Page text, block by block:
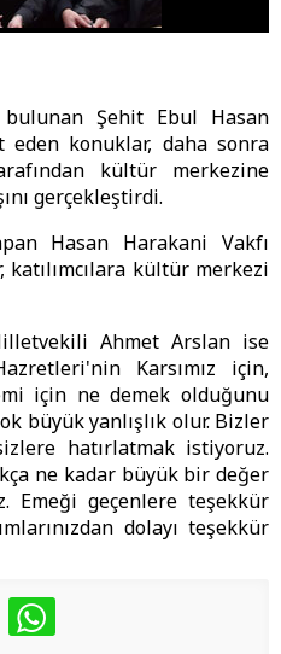
Şehit Ebul Hasan
konuklar, daha sonra
kültür merkezine
gerçekleştirdi.
Hasan Harakani Vakfı
katılımcılara kültür merkezi
Ahmet Arslan ise
Karsımız için,
için ne demek olduğunu
büyük yanlışlık olur. Bizler
hatırlatmak istiyoruz.
ne kadar büyük bir değer
Emeği geçenlere teşekkür
dolayı teşekkür